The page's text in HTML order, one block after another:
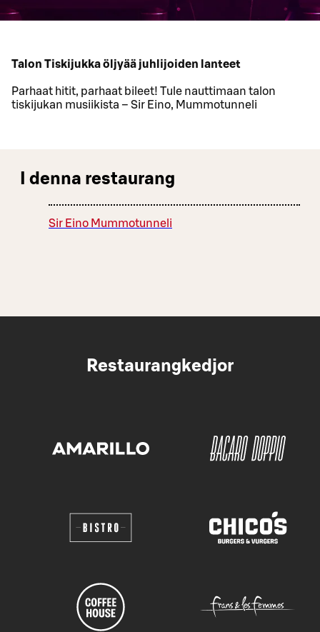
Talon Tiskijukka öljyää juhlijoiden lanteet
Parhaat hitit, parhaat bileet! Tule nauttimaan talon
tiskijukan musiikista – Sir Eino, Mummotunneli
I denna restaurang
Sir Eino Mummotunneli
Restaurangkedjor